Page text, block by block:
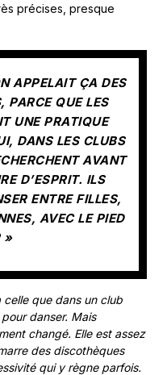
précises, presque
APPELAIT ÇA DES
PARCE QUE LES
UNE PRATIQUE
DANS LES CLUBS
AVANT
D’ESPRIT. ILS
ENTRE FILLES,
AVEC LE PIED
»
celle que dans un club
danser. Mais
changé. Elle est assez
des discothèques
qui y règne parfois.